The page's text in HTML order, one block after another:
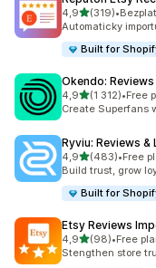
4,9z 5 hvězd
(319)
Celkový počet
•
Automaticky
Built for
Okendo:
4,9z 5 hvězd
(1 312)
Celkový počet
•Free
Create Superfans
Ryviu: Reviews
4,9z 5 hvězd
(483)
Celkový počet
•Free
Build trust, grow
Built for
Etsy Reviews
4,9z 5 hvězd
(98)
Celkový počet
•Free
Stengthen store